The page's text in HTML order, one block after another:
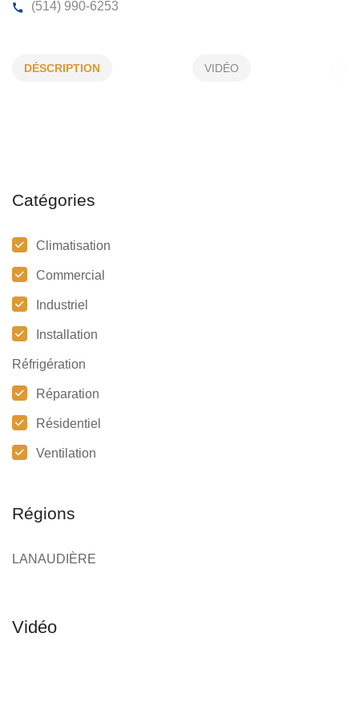
GVAC INC
DÉSCRIPTION VIDÉO
Catégories
Climatisation
Commercial
Industriel
Installation
Réfrigération
Réparation
Résidentiel
Ventilation
Régions
LANAUDIÈRE